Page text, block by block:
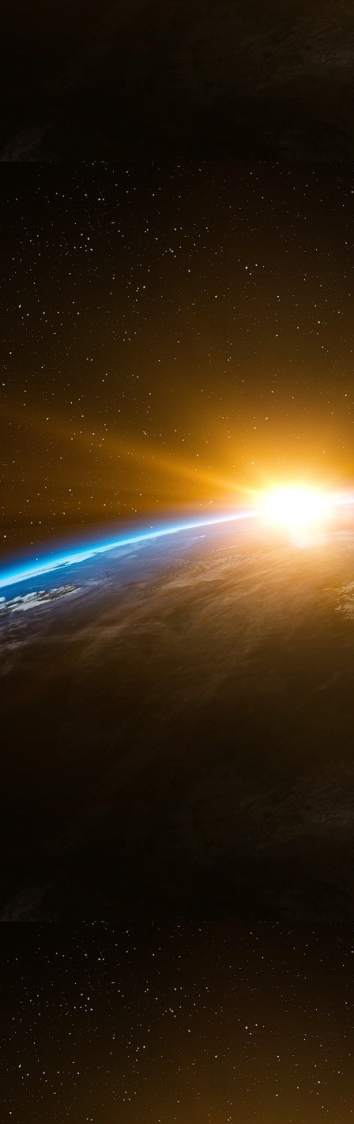
d’autre). Une suggestion intéressante de
structurale de ces deux composantes d’une
large d’investigation de la manipulation
“modèle de la sémiotique des discours” et
Quelle est la nature de l’action
action ? D’abord, on peut manipuler un
physique (manuelle, mécanique). Par
comportement, une croyance. D’autres
l’intermédiaire d’une action discursive.
détermine une action prochaine. En
l’action manipulatrice, nous pouvons
physique et action discursive.
Cette action manipulatrice a un domaine visé
très diverse. Nous pouvons actionner sur
manipulation des livres dans une
exemple, l’action d’influencer les croyances
exemple, l’action de déterminer un individu
conséquent, il y a au moins trois domaines
manipulatrice : le domaine des objets, le
actions.
Les deux critères (la nature et le
combinés. Nous allons ainsi obtenir une
croyances : la punition physique pour
(l’action physique pour déterminer une
D1] (l’action discursive pour changer un
explication adéquate, les peintures de
récepteur), [A2 ® D2] (l’action discursive
d’une conviction sur le rôle de la
l’influence d’une argumentation bien faite),
une action de l’interlocuteur : l’action de
l’influence de son discours électoral).
(b) La présentation synthétique des formes